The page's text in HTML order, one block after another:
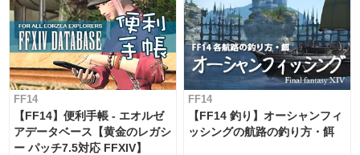
FF14
【FF14】便利手帳 - エオルゼ
アデータベース【黄金のレガシ
ー パッチ7.5対応 FFXIV】
FF14
【FF14 釣り】オーシャンフィ
ッシングの航路の釣り方・餌